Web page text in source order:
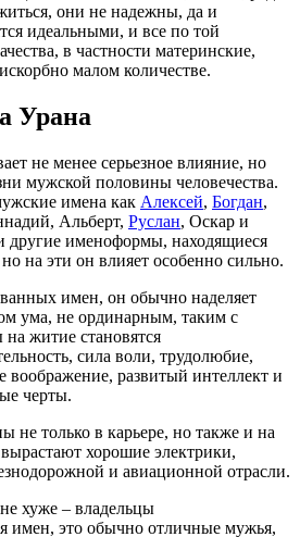
они не надежны, да и
идеальными, и все по той
в частности материнские,
малом количестве.
Урана
не менее серьезное влияние, но
мужской половины человечества.
имена как Алексей, Богдан,
Альберт, Руслан, Оскар и
другие именоформы, находящиеся
на эти он влияет особенно сильно.
имен, он обычно наделяет
ума, не ординарным, таким с
житие становятся
сила воли, трудолюбие,
воображение, развитый интеллект и
черты.
только в карьере, но также и на
хорошие электрики,
и авиационной отрасли.
хуже – владельцы
имен, это обычно отличные мужья,